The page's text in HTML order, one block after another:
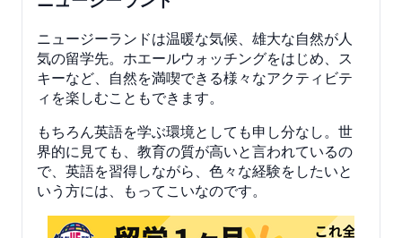
ニュージーランドは温暖な気候、雄大な自然が人
気の留学先。ホエールウォッチングをはじめ、ス
キーなど、自然を満喫できる様々なアクティビテ
ィを楽しむこともできます。
もちろん英語を学ぶ環境としても申し分なし。世
界的に見ても、教育の質が高いと言われているの
で、英語を習得しながら、色々な経験をしたいと
いう方には、もってこいなのです。